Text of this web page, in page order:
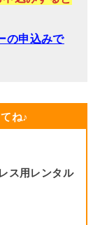
の申込みで
ね♪
ス用レンタル